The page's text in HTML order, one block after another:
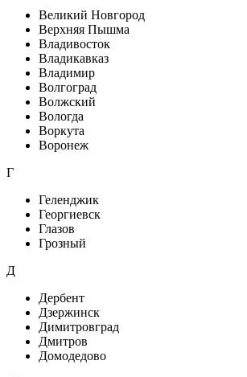
Великий Новгород
Верхняя Пышма
Владивосток
Владикавказ
Владимир
Волгоград
Волжский
Вологда
Воркута
Воронеж
Г
Геленджик
Георгиевск
Глазов
Грозный
Д
Дербент
Дзержинск
Димитровград
Дмитров
Домодедово